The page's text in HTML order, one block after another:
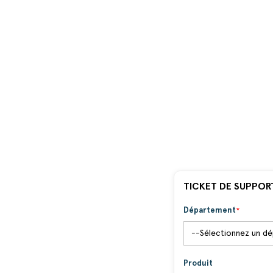
TICKET DE
Département
Produit